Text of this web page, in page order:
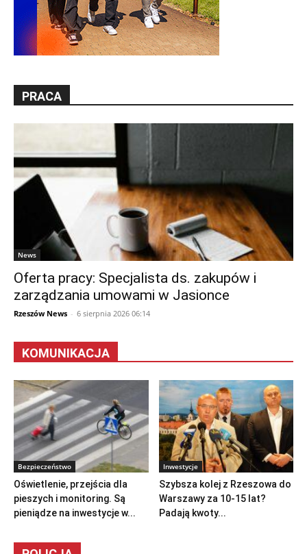
PRACA
News
Oferta pracy: Specjalista ds. zakupów i
zarządzania umowami w Jasionce
Rzeszów News - 6 sierpnia 2026 06:14
KOMUNIKACJA
Bezpieczeństwo
Oświetlenie, przejścia dla
pieszych i monitoring. Są
pieniądze na inwestycje w...
Inwestycje
Szybsza kolej z Rzeszowa do
Warszawy za 10-15 lat?
Padają kwoty...